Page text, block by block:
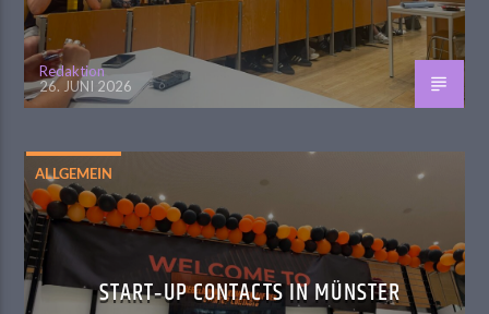
Redaktion
26. JUNI 2026
ALLGEMEIN
START‑UP CONTACTS IN MÜNSTER